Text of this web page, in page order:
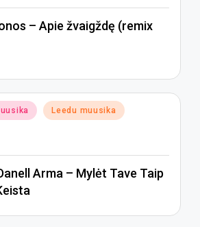
– Apie žvaigždę (remix
Leedu muusika
Arma – Mylėt Tave Taip